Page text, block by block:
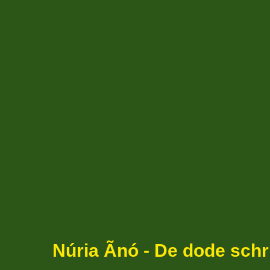
Núria Ãnó - De dode